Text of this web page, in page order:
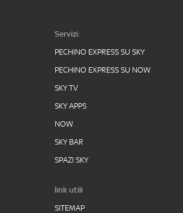
Servizi:
PECHINO EXPRESS SU SKY
PECHINO EXPRESS SU NOW
SKY TV
SKY APPS
NOW
SKY BAR
SPAZI SKY
link utili
SITEMAP